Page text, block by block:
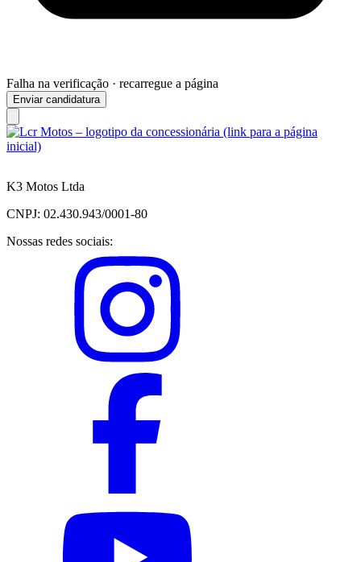
Falha na verificação · recarregue a página
Enviar candidatura
K3 Motos Ltda
CNPJ: 02.430.943/0001-80
Nossas redes sociais: